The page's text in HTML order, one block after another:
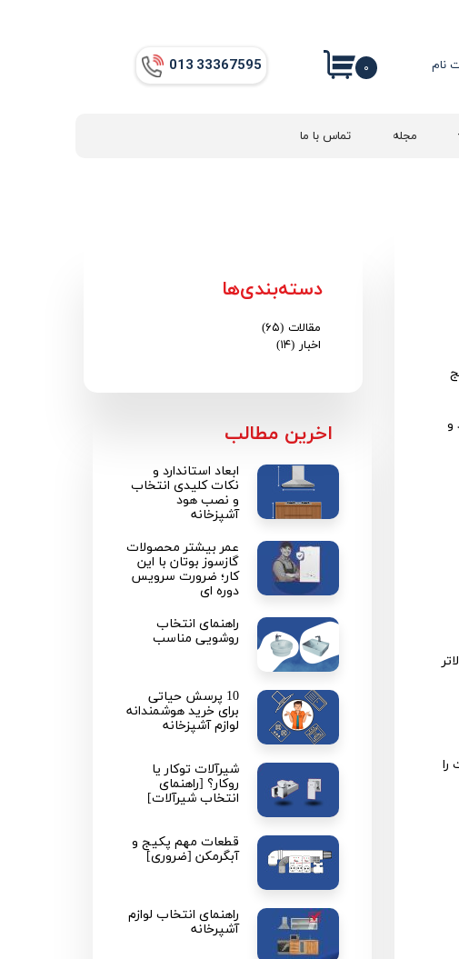
013​​​​​​​ 33367595
نام
واژه مجله تماس با ما
۰
​اخرین مطالب
ابعاد استاندارد و
نکات کلیدی انتخاب
و نصب هود
آشپزخانه
عمر بیشتر محصولات
گازسوز بوتان با این
کار؛ ضرورت سرویس
دوره ای
راهنمای انتخاب
روشویی مناسب
10 پرسش حیاتی
برای خرید هوشمندانه
لوازم آشپزخانه
شیرآلات توکار یا
روکار؟ [راهنمای
انتخاب شیرآلات]
قطعات مهم پکیج و
آبگرمکن [ضروری]
راهنمای انتخاب لوازم
آشپرخانه
دسته‌بندی‌ها
مقالات (۶۵)
اخبار (۱۴)
و
را